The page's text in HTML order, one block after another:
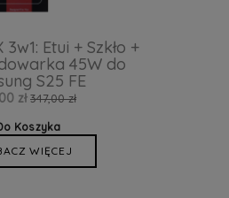
Etui + Szkło +
45W do
S25 FE
zł 347,00 zł
Koszyka
WIĘCEJ